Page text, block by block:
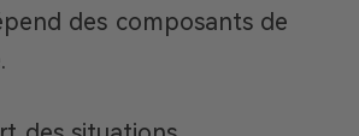
des composants de